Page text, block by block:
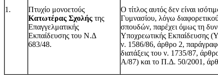
1.
Πτυχίο μονοετούς
Κατωτέρας Σχολής της
Επαγγελματικής
Εκπαίδευσης του Ν.Δ
683/48.
Ο τίτλος αυτός δεν είναι
Γυμνασίου, λόγω
σπουδών, παρέχει όμως τη
Υποχρεωτικής Εκπαίδευσης
ν. 1586/86, άρθρο 2,
διατάξεις του ν. 1735/87,
Α/87) και το Π.Δ. 50/2001,